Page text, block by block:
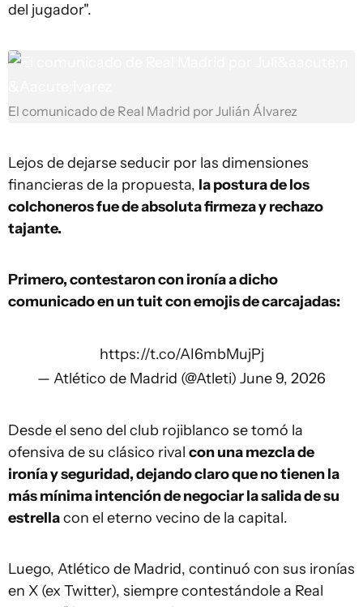
del jugador".
El comunicado de Real Madrid por Julián Álvarez
Lejos de dejarse seducir por las dimensiones
financieras de la propuesta, la postura de los
colchoneros fue de absoluta firmeza y rechazo
tajante.
Primero, contestaron con ironía a dicho
comunicado en un tuit con emojis de carcajadas:
https://t.co/AI6mbMujPj
— Atlético de Madrid (@Atleti) June 9, 2026
Desde el seno del club rojiblanco se tomó la
ofensiva de su clásico rival con una mezcla de
ironía y seguridad, dejando claro que no tienen la
más mínima intención de negociar la salida de su
estrellacon el eterno vecino de la capital.
Luego, Atlético de Madrid, continuó con sus ironías
en X (ex Twitter), siempre contestándole a Real